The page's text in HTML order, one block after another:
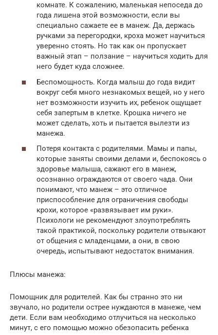
комнате. К сожалению, маленькая непоседа до
года лишена этой возможности, если вы
специально сажаете ее в манеж. Да, держась
ручками за перегородки, кроха может научиться
уверенно стоять. Но так как он пропускает
важный этап – ползание – научиться ходить для
него будет куда сложнее.
Беспомощность. Когда малыш до года видит
вокруг себя много незнакомых вещей, но у него
нет возможности изучить их, ребенок ощущает
себя запертым в клетке. Крошка ничего не
может сделать, хоть и пытается вылезти из
манежа.
Потеря контакта с родителями. Мамы и папы,
которые заняты своими делами и, беспокоясь о
здоровье малыша, сажают его в манеж,
осознанно ограждаются от своего чада. Они
понимают, что манеж – это отличное
приспособление для ограничения свободы
крохи, которое «развязывает им руки».
Психологи не рекомендуют злоупотреблять
такой практикой, поскольку родители отвыкают
от общения с младенцами, а они, в свою
очередь, испытывают недостаток внимания.
Плюсы манежа:
Помощник для родителей. Как бы странно это ни
звучало, но родители острее нуждаются в манеже, чем
дети. Если вам необходимо отлучиться на несколько
минут, с его помощью можно обезопасить ребенка